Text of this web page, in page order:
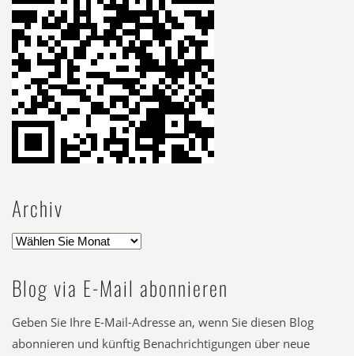
Archiv
Blog via E-Mail abonnieren
Geben Sie Ihre E-Mail-Adresse an, wenn Sie diesen Blog
abonnieren und künftig Benachrichtigungen über neue